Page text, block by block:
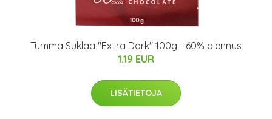
Tumma Suklaa "Extra Dark" 100g - 60% alennus
1.19 EUR
LISÄTIETOJA